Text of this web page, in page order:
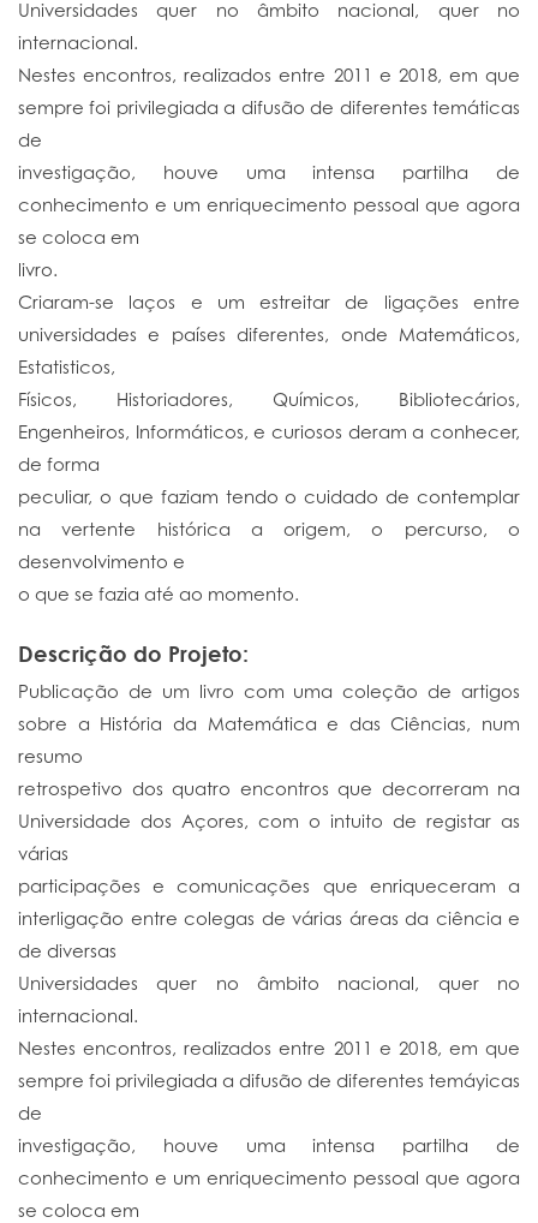
Universidades quer no âmbito nacional, quer no
internacional.
Nestes encontros, realizados entre 2011 e 2018, em que
sempre foi privilegiada a difusão de diferentes temáticas
de
investigação, houve uma intensa partilha de
conhecimento e um enriquecimento pessoal que agora
se coloca em
livro.
Criaram-se laços e um estreitar de ligações entre
universidades e países diferentes, onde Matemáticos,
Estatisticos,
Físicos, Historiadores, Químicos, Bibliotecários,
Engenheiros, Informáticos, e curiosos deram a conhecer,
de forma
peculiar, o que faziam tendo o cuidado de contemplar
na vertente histórica a origem, o percurso, o
desenvolvimento e
o que se fazia até ao momento.
Descrição do Projeto:
Publicação de um livro com uma coleção de artigos
sobre a História da Matemática e das Ciências, num
resumo
retrospetivo dos quatro encontros que decorreram na
Universidade dos Açores, com o intuito de registar as
várias
participações e comunicações que enriqueceram a
interligação entre colegas de várias áreas da ciência e
de diversas
Universidades quer no âmbito nacional, quer no
internacional.
Nestes encontros, realizados entre 2011 e 2018, em que
sempre foi privilegiada a difusão de diferentes temáyicas
de
investigação, houve uma intensa partilha de
conhecimento e um enriquecimento pessoal que agora
se coloca em